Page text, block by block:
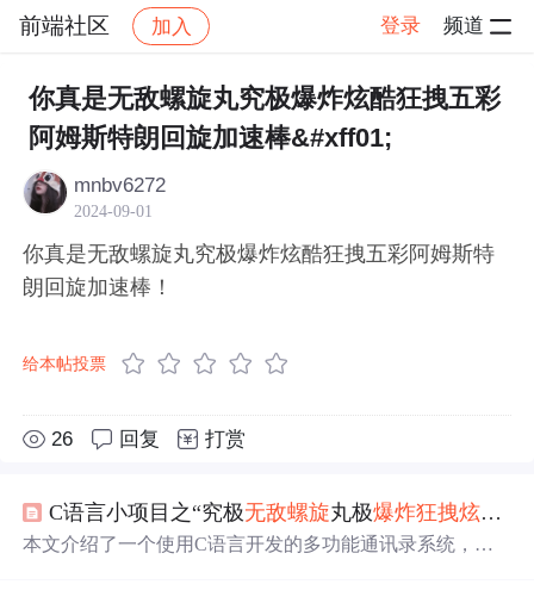
前端社区 加入 登录 频道
社区 前端社区 感慨 帖子详情
你真是无敌螺旋丸究极爆炸炫酷狂拽五彩
阿姆斯特朗回旋加速棒&#xff01;
mnbv6272
2024-09-01
你真是无敌螺旋丸究极爆炸炫酷狂拽五彩阿姆斯特
朗回旋加速棒！
给本帖投票
26 回复 打赏
C语言小项目之“究极无敌螺旋丸极爆炸狂拽炫酷
本文介绍了一个使用C语言开发的多功能通讯录系统，包